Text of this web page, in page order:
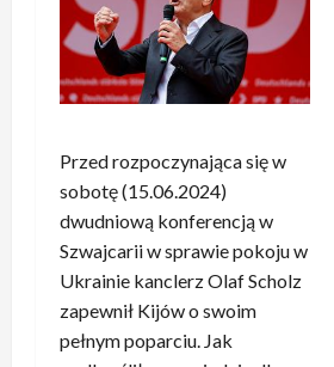
Przed rozpoczynająca się w
sobotę (15.06.2024)
dwudniową konferencją w
Szwajcarii w sprawie pokoju w
Ukrainie kanclerz Olaf Scholz
zapewnił Kijów o swoim
pełnym poparciu. Jak